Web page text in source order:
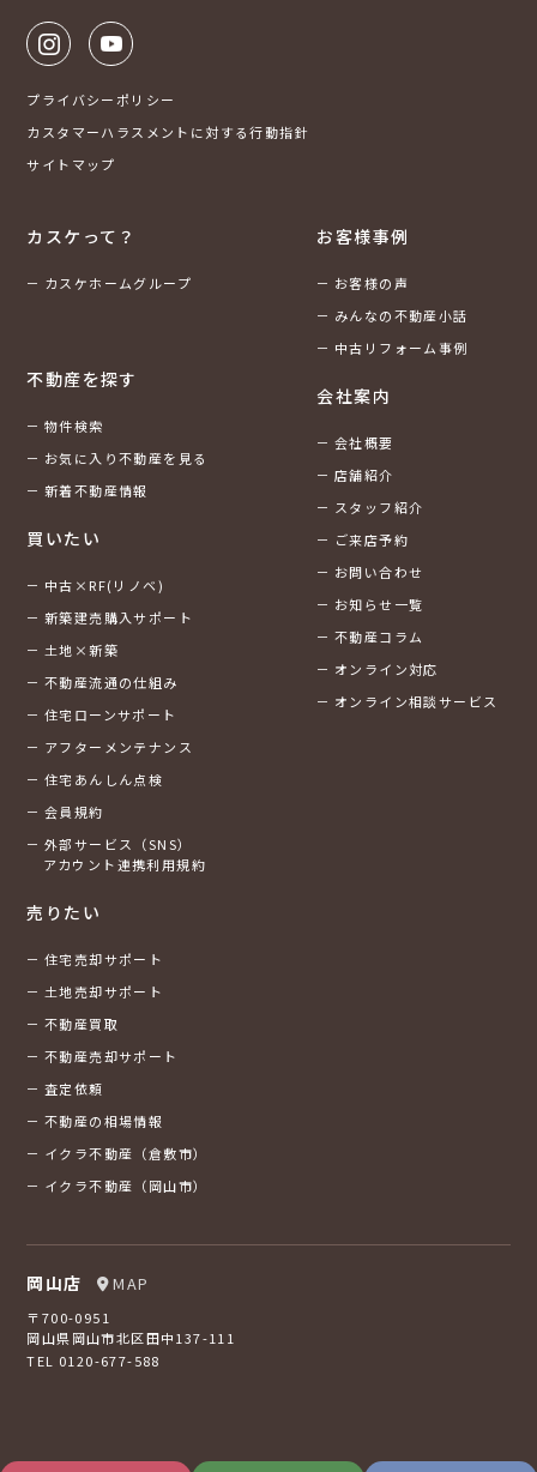
プライバシーポリシー
カスタマーハラスメントに対する行動指針
サイトマップ
カスケって？
カスケホームグループ
不動産を探す
物件検索
お気に入り不動産を見る
新着不動産情報
買いたい
中古×RF(リノベ)
新築建売購入サポート
土地×新築
不動産流通の仕組み
住宅ローンサポート
アフターメンテナンス
住宅あんしん点検
会員規約
外部サービス（SNS）
アカウント連携利用規約
売りたい
住宅売却サポート
土地売却サポート
不動産買取
不動産売却サポート
査定依頼
不動産の相場情報
イクラ不動産（倉敷市）
イクラ不動産（岡山市）
お客様事例
お客様の声
みんなの不動産小話
中古リフォーム事例
会社案内
会社概要
店舗紹介
スタッフ紹介
ご来店予約
お問い合わせ
お知らせ一覧
不動産コラム
オンライン対応
オンライン相談サービス
岡山店 MAP
〒700-0951
岡山県岡山市北区田中137-111
TEL 0120-677-588